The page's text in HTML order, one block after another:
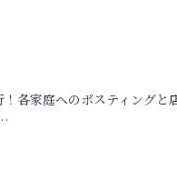
各家庭へのポスティングと